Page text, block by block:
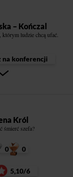
– Kończal
którym ludzie chcą ufać.
na konferencji
Król
śmierć szefa?
0 0
5,10/6